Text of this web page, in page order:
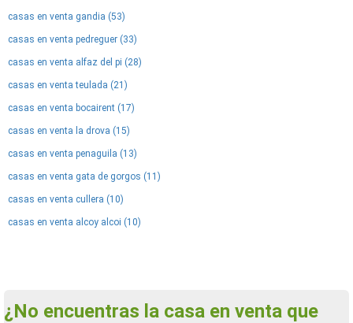
casas en venta gandia (53)
casas en venta pedreguer (33)
casas en venta alfaz del pi (28)
casas en venta teulada (21)
casas en venta bocairent (17)
casas en venta la drova (15)
casas en venta penaguila (13)
casas en venta gata de gorgos (11)
casas en venta cullera (10)
casas en venta alcoy alcoi (10)
¿No encuentras la casa en venta que